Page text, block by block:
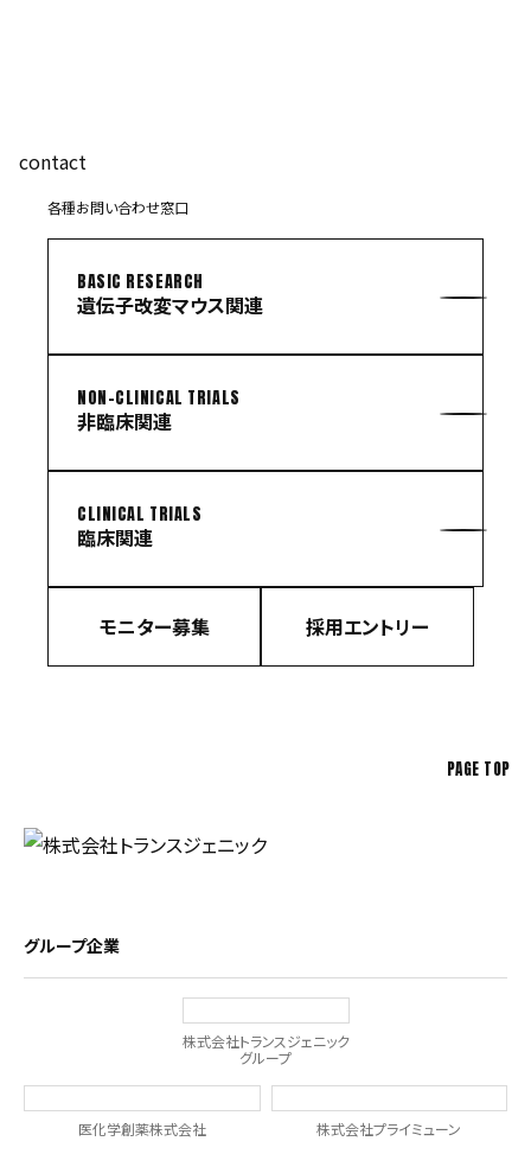
contact
各種お問い合わせ窓口
遺伝子改変マウス関連
BASIC RESEARCH
非臨床関連
NON-CLINICAL TRIALS
臨床関連
CLINICAL TRIALS
モニター募集 採用エントリー
PAGE TOP
グループ企業
株式会社トランスジェニック
グループ
医化学創薬株式会社 株式会社プライミューン